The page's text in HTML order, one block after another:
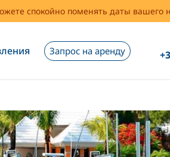
спокойно поменять даты вашего
Запрос на аренду